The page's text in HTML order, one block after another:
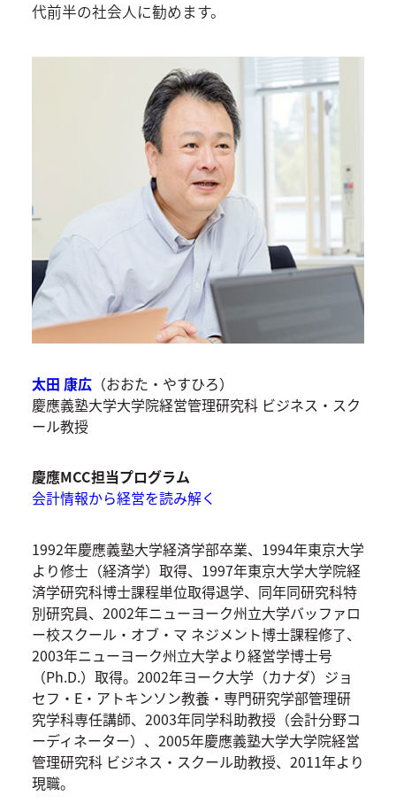
代前半の社会人に勧めます。
太田 康広（おおた・やすひろ）
慶應義塾大学大学院経営管理研究科 ビジネス・スク
ール教授
慶應MCC担当プログラム
会計情報から経営を読み解く
1992年慶應義塾大学経済学部卒業、1994年東京大学
より修士（経済学）取得、1997年東京大学大学院経
済学研究科博士課程単位取得退学、同年同研究科特
別研究員、2002年ニューヨーク州立大学バッファロ
ー校スクール・オブ・マ ネジメント博士課程修了、
2003年ニューヨーク州立大学より経営学博士号
（Ph.D.）取得。2002年ヨーク大学（カナダ）ジョ
セフ・E・アトキンソン教養・専門研究学部管理研
究学科専任講師、2003年同学科助教授（会計分野コ
ーディネーター）、2005年慶應義塾大学大学院経営
管理研究科 ビジネス・スクール助教授、2011年より
現職。